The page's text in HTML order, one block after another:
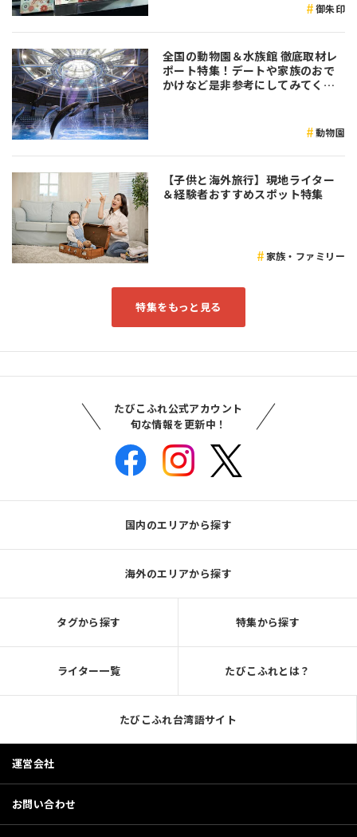
御朱印
全国の動物園＆水族館 徹底取材レ
ポート特集！デートや家族のおで
かけなど是非参考にしてみてくだ
動物園
【子供と海外旅行】現地ライター
＆経験者おすすめスポット特集
家族・ファミリー
特集をもっと見る
たびこふれ公式アカウント
旬な情報を更新中！
国内のエリアから探す
海外のエリアから探す
タグから探す 特集から探す
ライター一覧 たびこふれとは？
たびこふれ台湾語サイト
運営会社
お問い合わせ